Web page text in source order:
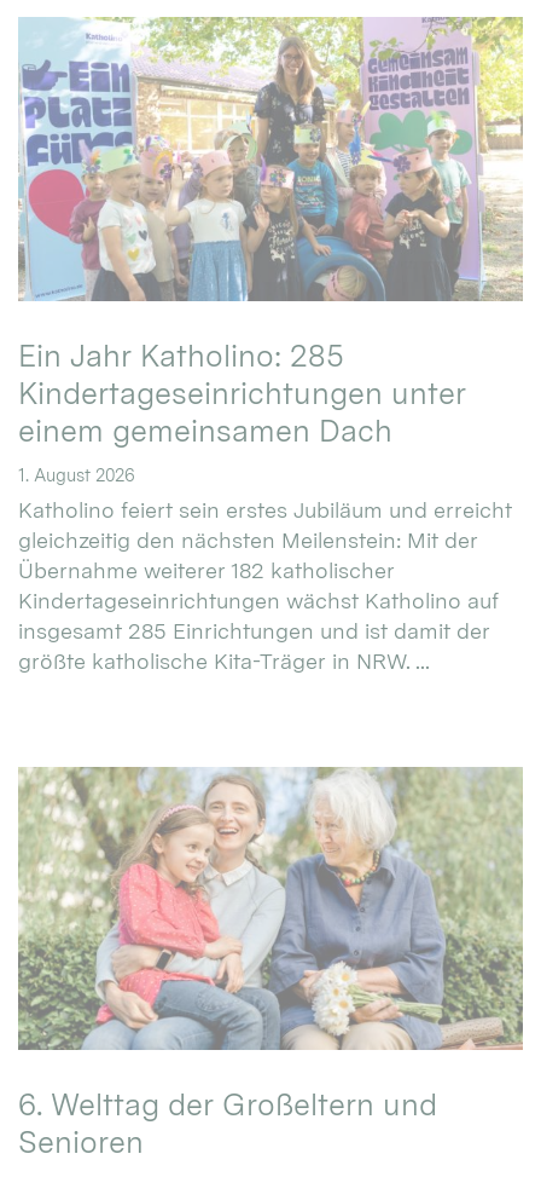
Ein Jahr Katholino: 285
Kindertageseinrichtungen unter
einem gemeinsamen Dach
1. August 2026
Katholino feiert sein erstes Jubiläum und erreicht
gleichzeitig den nächsten Meilenstein: Mit der
Übernahme weiterer 182 katholischer
Kindertageseinrichtungen wächst Katholino auf
insgesamt 285 Einrichtungen und ist damit der
größte katholische Kita-Träger in NRW. ...
6. Welttag der Großeltern und
Senioren